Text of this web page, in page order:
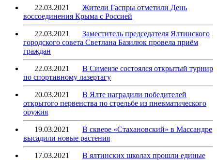
22.03.2021
Жители Гаспры отметили День
воссоединения Крыма с Россией
22.03.2021
Заместитель председателя Ялтинского
городского совета Светлана Базилюк провела приём
граждан
22.03.2021
В Симеизе состоялся открытый турнир
по спортивному лазертагу
20.03.2021
В Ялте наградили победителей
открытого первенства по стрельбе из пневматического
оружия
19.03.2021
В сквере «Стахановский» в Массандре
высадили новые растения
17.03.2021
В ялтинских школах прошли единые